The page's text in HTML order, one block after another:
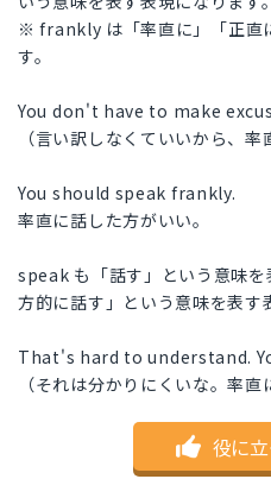
※ frankly は「率直に」「正直
す。
You don't have to make
（言い訳しなくていいから、率
You should speak frankly.
率直に話した方がいい。
speak も「話す」という意味
方的に話す」という意味を表す
That's hard to understand.
（それは分かりにくいな。率直
役に